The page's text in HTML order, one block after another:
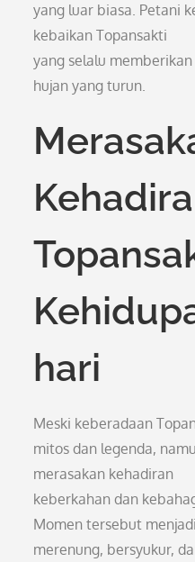
yang luar biasa. Petani
kebaikan Topansakti
yang selalu
hujan yang turun.
hari
Meski keberadaan
mitos dan legenda,
merasakan kehadiran
keberkahan dan
Momen tersebut
merenung, bersyukur,